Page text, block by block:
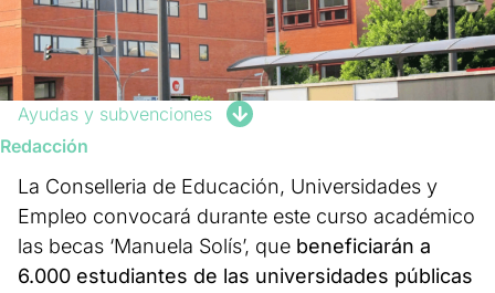
Ayudas y subvenciones
Redacción
La Conselleria de Educación, Universidades y
Empleo convocará durante este curso académico
las becas ‘Manuela Solís’, que beneficiarán a
6.000 estudiantes de las universidades públicas